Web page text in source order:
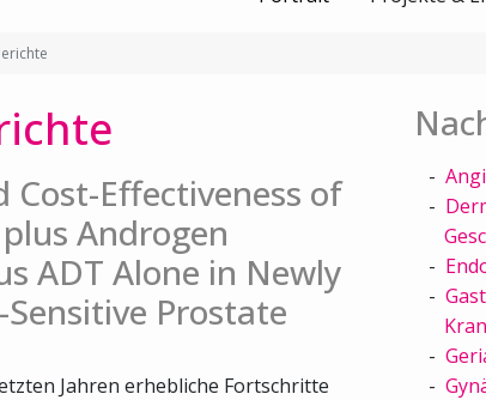
Cost-Effectiveness of
Androgen
ADT Alone in Newly
Prostate
Jahren erhebliche Fortschritte